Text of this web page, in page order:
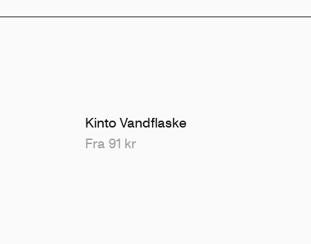
Kinto Vandflaske
Fra 91 kr